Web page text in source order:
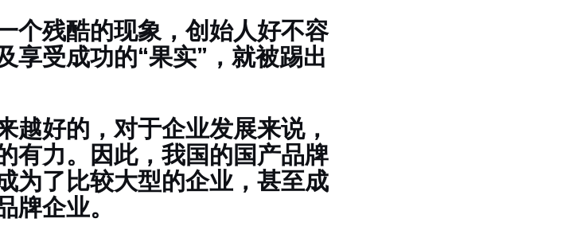
个残酷的现象，创始人好不容
享受成功的“果实”，就被踢出
越好的，对于企业发展来说，
有力。因此，我国的国产品牌
为了比较大型的企业，甚至成
牌企业。